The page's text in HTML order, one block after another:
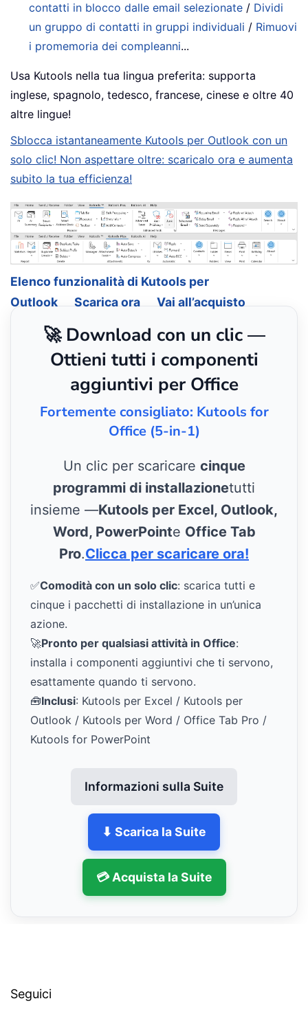
contatti in blocco dalle email selezionate / Dividi
un gruppo di contatti in gruppi individuali / Rimuovi
i promemoria dei compleanni...
Usa Kutools nella tua lingua preferita: supporta
inglese, spagnolo, tedesco, francese, cinese e oltre 40
altre lingue!
Sblocca istantaneamente Kutools per Outlook con un
solo clic! Non aspettare oltre: scaricalo ora e aumenta
subito la tua efficienza!
Elenco funzionalità di Kutools per
Outlook
Scarica ora Vai all’acquisto
🚀 Download con un clic —
Ottieni tutti i componenti
aggiuntivi per Office
Fortemente consigliato: Kutools for
Office (5-in-1)
Un clic per scaricare cinque
programmi di installazionetutti
insieme —Kutools per Excel, Outlook,
Word, PowerPointe Office Tab
Pro.Clicca per scaricare ora!
✅Comodità con un solo clic: scarica tutti e
cinque i pacchetti di installazione in un’unica
azione.
🚀Pronto per qualsiasi attività in Office:
installa i componenti aggiuntivi che ti servono,
esattamente quando ti servono.
🧰Inclusi: Kutools per Excel / Kutools per
Outlook / Kutools per Word / Office Tab Pro /
Kutools for PowerPoint
Informazioni sulla Suite
⬇ Scarica la Suite
💳 Acquista la Suite
Seguici